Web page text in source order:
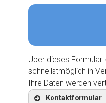
Über dieses Formular
schnellstmöglich in
Ihre Daten werden
Kontaktformular